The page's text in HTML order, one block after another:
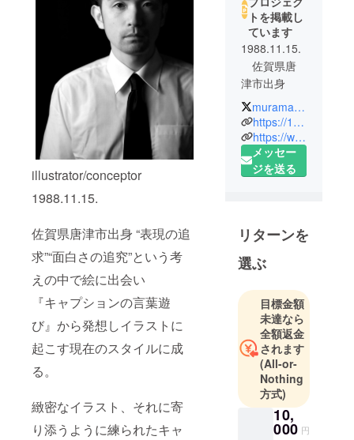
illustrator/conceptor
1988.11.15.
佐賀県唐津市出身 “表現の追
求”“面白さの追究”という考
えの中で絵に出会い
『キャプションの言葉遊
び』から発想しイラストに
起こす現在のスタイルに成
る。
緻密なイラスト、それに寄
り添うように練られたキャ
トを掲載し
ています
1988.11.15.
佐賀県唐
津市出身
学生時代か
ら音楽活動
を精力的に
行い、福岡
後もミュー
ジシャンと
しての活動
を行うが
『表現の追
求』『面白
さの追究』
という考え
の中で、絵
に出会い現
在のスタイ
ルに成る。
muramasu1988
https://1dollarwonderland.jimdo.com/
https://www.instagram.com/muramasu1988/?hl=ja
メッセー
ジを送る
リターンを
選ぶ
目標金額
未達なら
全額返金
されます
(All-or-
Nothing
方式)
10,
000 円